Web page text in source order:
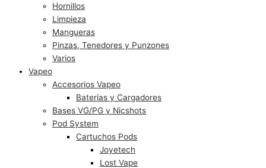
Hornillos
Limpieza
Mangueras
Pinzas, Tenedores y Punzones
Varios
Vapeo
Accesorios Vapeo
Baterías y Cargadores
Bases VG/PG y Nicshots
Pod System
Cartuchos Pods
Joyetech
Lost Vape